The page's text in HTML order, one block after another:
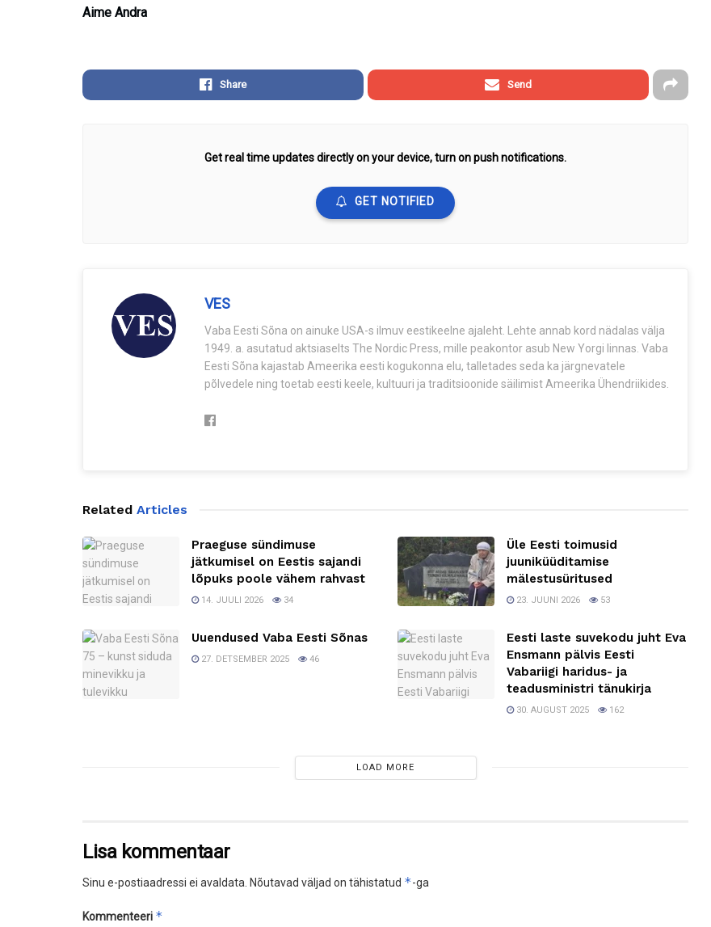
Aime Andra
Share Send
Get real time updates directly on your device, turn on push notifications.
GET NOTIFIED
VES
Vaba Eesti Sõna on ainuke USA-s ilmuv eestikeelne ajaleht. Lehte annab kord nädalas välja
1949. a. asutatud aktsiaselts The Nordic Press, mille peakontor asub New Yorgi linnas. Vaba
Eesti Sõna kajastab Ameerika eesti kogukonna elu, talletades seda ka järgnevatele
põlvedele ning toetab eesti keele, kultuuri ja traditsioonide säilimist Ameerika Ühendriikides.
Related Articles
Praeguse sündimuse
jätkumisel on Eestis sajandi
lõpuks poole vähem rahvast
14. JUULI 2026 34
Üle Eesti toimusid
juuniküüditamise
mälestusüritused
23. JUUNI 2026 53
Uuendused Vaba Eesti Sõnas
27. DETSEMBER 2025 46
Eesti laste suvekodu juht Eva
Ensmann pälvis Eesti
Vabariigi haridus- ja
teadusministri tänukirja
30. AUGUST 2025 162
LOAD MORE
Lisa kommentaar
Sinu e-postiaadressi ei avaldata. Nõutavad väljad on tähistatud *-ga
Kommenteeri *